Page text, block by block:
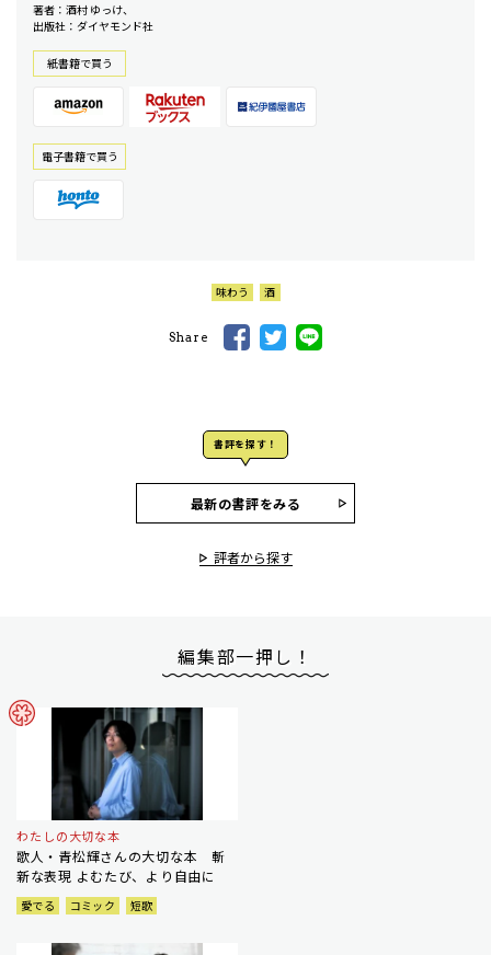
著者：酒村 ゆっけ、
出版社：ダイヤモンド社
紙書籍で買う
電⼦書籍で買う
味わう 酒
Share
書評を探す！
最新の書評をみる
評者から探す
編集部一押し！
わたしの大切な本
歌人・青松輝さんの大切な本 斬
新な表現 よむたび、より自由に
愛でる コミック 短歌